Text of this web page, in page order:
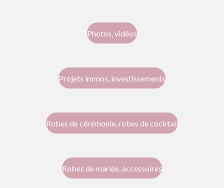
Photos, vidéos
Projets immos, investissements
Robes de cérémonie, robes de cocktail
Robes de mariée, accessoires